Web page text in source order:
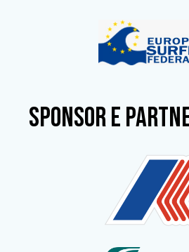
SPONSOR e